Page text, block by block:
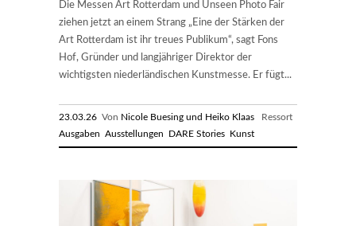
Die Messen Art Rotterdam und Unseen Photo Fair
ziehen jetzt an einem Strang „Eine der Stärken der
Art Rotterdam ist ihr treues Publikum“, sagt Fons
Hof, Gründer und langjähriger Direktor der
wichtigsten niederländischen Kunstmesse. Er fügt...
23.03.26 Von Nicole Buesing und Heiko Klaas Ressort
Ausgaben Ausstellungen DARE Stories Kunst